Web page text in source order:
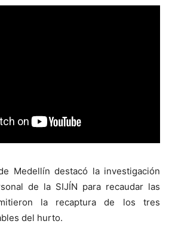
Medellín destacó la investigación
de la SIJÍN para recaudar las
la recaptura de los tres
del hurto.